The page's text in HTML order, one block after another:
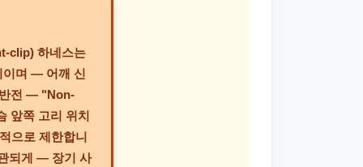
clip) 하네스는
이며 — 어깨 신
반전 — "Non-
앞쪽 고리 위치
으로 제한합니
되게 — 장기 사